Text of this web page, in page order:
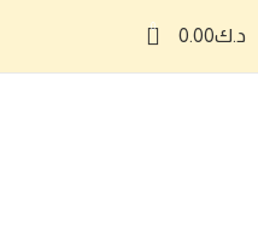
0 د.ك0.00